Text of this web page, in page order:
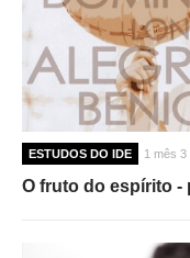
ESTUDOS DO IDE 1 mês 3
O fruto do espírito -